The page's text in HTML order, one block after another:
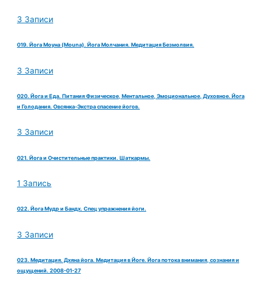
3 Записи
019. Йога Моуна (Mouna). Йога Молчания. Медитация Безмолвия.
3 Записи
020. Йога и Еда. Питания Физическое, Ментальное, Эмоциональное, Духовное. Йога
и Голодания. Овсянка-Экстра спасение йогов.
3 Записи
021. Йога и Очистительные практики. Шаткармы.
1 Запись
022. Йога Мудр и Бандх. Спец упражнения йоги.
3 Записи
023. Медитация. Дхяна йога. Медитация в Йоге. Йога потока внимания, сознания и
ощущений. 2008-01-27